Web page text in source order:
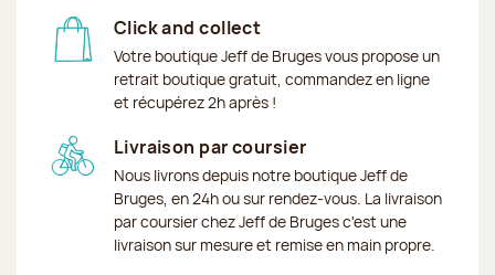
Click and collect
Votre boutique Jeff de Bruges vous propose un
retrait boutique gratuit, commandez en ligne
et récupérez 2h après !
Livraison par coursier
Nous livrons depuis notre boutique Jeff de
Bruges, en 24h ou sur rendez-vous. La livraison
par coursier chez Jeff de Bruges c'est une
livraison sur mesure et remise en main propre.